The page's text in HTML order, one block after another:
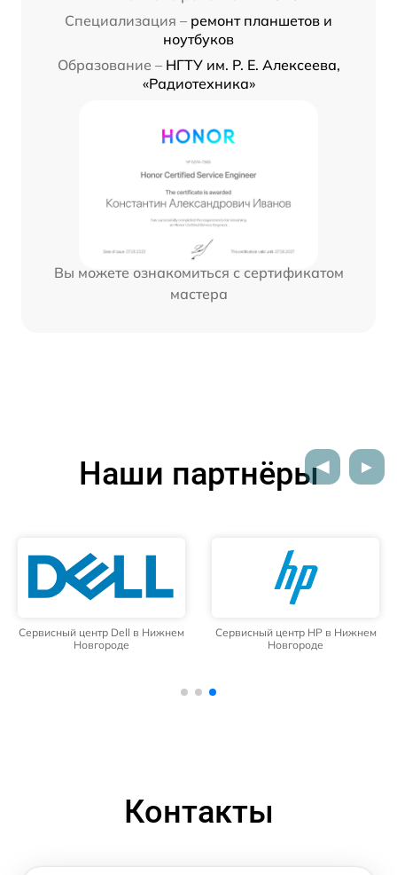
Специализация – ремонт планшетов и
ноутбуков
Образование – НГТУ им. Р. Е. Алексеева,
«Радиотехника»
Вы можете ознакомиться с сертификатом
мастера
Наши партнёры
Сервисный центр Dell в Нижнем
Новгороде
Сервисный центр HP в Нижнем
Новгороде
Контакты